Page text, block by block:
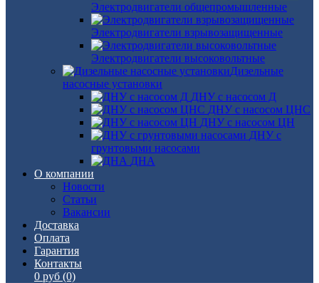
Электродвигатели общепромышленные
Электродвигатели взрывозащищенные
Электродвигатели высоковольтные
Дизельные
насосные установки
ДНУ с насосом Д
ДНУ с насосом ЦНС
ДНУ с насосом ЦН
ДНУ с
грунтовыми насосами
ДНА
О компании
Новости
Статьи
Вакансии
Доставка
Оплата
Гарантия
Контакты
0 руб (0)